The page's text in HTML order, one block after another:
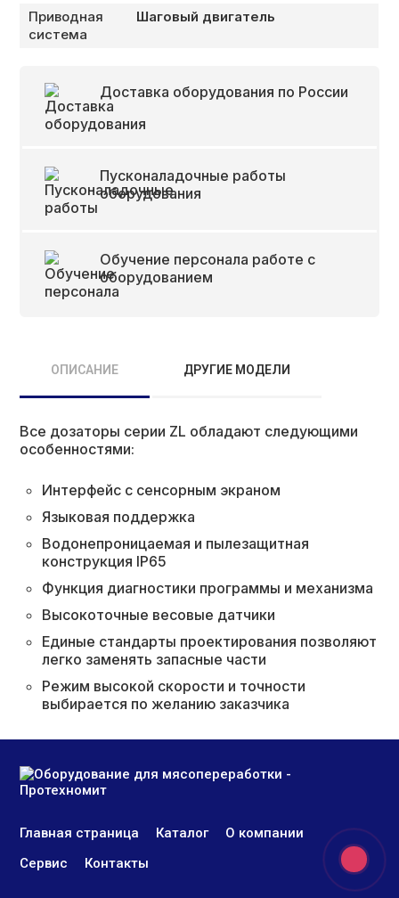
Приводная
система
Шаговый двигатель
Доставка оборудования по России
Пусконаладочные работы
оборудования
Обучение персонала работе с
оборудованием
ОПИСАНИЕ ДРУГИЕ МОДЕЛИ
Все дозаторы серии ZL обладают следующими
особенностями:
Интерфейс с сенсорным экраном
Языковая поддержка
Водонепроницаемая и пылезащитная
конструкция IP65
Функция диагностики программы и механизма
Высокоточные весовые датчики
Единые стандарты проектирования позволяют
легко заменять запасные части
Режим высокой скорости и точности
выбирается по желанию заказчика
Главная страница Каталог
О компании
Сервис
Контакты